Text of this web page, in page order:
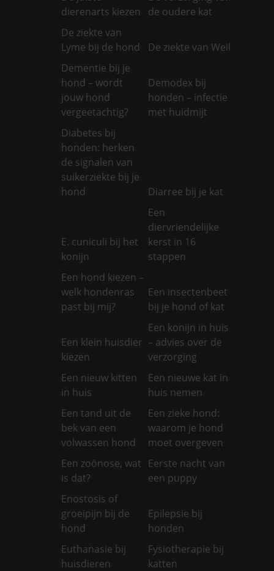
dierenarts kiezen
de oudere kat
De ziekte van
Lyme bij de hond
De ziekte van Weil
Dementie bij je
hond – wordt
jouw hond
vergeetachtig?
Demodex bij
honden – infectie
met huidmijt
Diabetes bij
honden: herken
de signalen van
suikerziekte bij je
hond
Diarree bij je kat
E. cuniculi bij het
konijn
Een
diervriendelijke
kerst in 16
stappen
Een hond kiezen –
welk hondenras
past bij mij?
Een insectenbeet
bij je hond of kat
Een klein huisdier
kiezen
Een konijn in huis
– advies over de
verzorging
Een nieuw kitten
in huis
Een nieuwe kat in
huis nemen
Een tand uit de
bek van een
volwassen hond
Een zieke hond:
waarom je hond
moet overgeven
Een zoönose, wat
is dat?
Eerste nacht van
een puppy
Enostosis of
groeipijn bij de
hond
Epilepsie bij
honden
Euthanasie bij
huisdieren
Fysiotherapie bij
katten